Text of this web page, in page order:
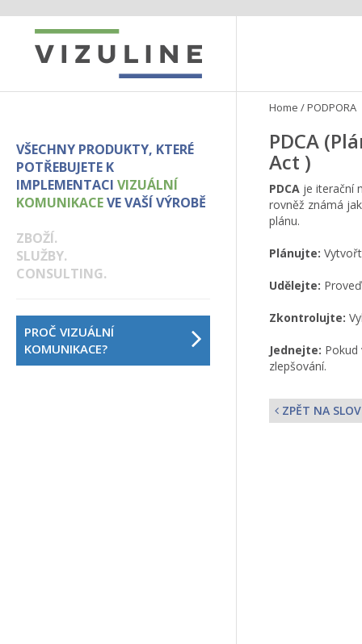
VŠECHNY PRODUKTY, KTERÉ
POTŘEBUJETE K
IMPLEMENTACI VIZUÁLNÍ
KOMUNIKACEVE VAŠÍ VÝROBĚ
ZBOŽÍ.
SLUŽBY.
CONSULTING.
PROČ VIZUÁLNÍ
KOMUNIKACE?
Home /PODPORA
PDCA
Act )
PDCA je iterační
rovněž známá
plánu.
Plánujte:
Udělejte:
Zkontrolujte:
Jednejte:
zlepšování.
ZPĚT NA